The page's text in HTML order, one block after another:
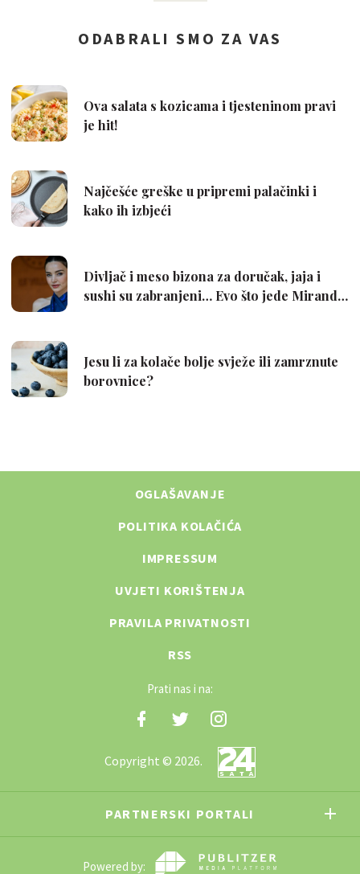
OGLAŠAVANJE
POLITIKA KOLAČIĆA
IMPRESSUM
UVJETI KORIŠTENJA
PRAVILA PRIVATNOSTI
RSS
Prati nas i na:
Copyright © 2026.
PARTNERSKI PORTALI
Powered by: